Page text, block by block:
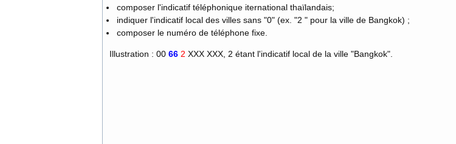
composer l'indicatif téléphonique iternational thaïlandais;
indiquer l'indicatif local des villes sans "0" (ex. "2 " pour la ville de Bangkok) ;
composer le numéro de téléphone fixe.
Illustration : 00 66 2 XXX XXX, 2 étant l'indicatif local de la ville "Bangkok".